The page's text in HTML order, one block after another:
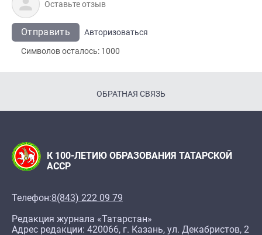
Отправить
Авторизоваться
Символов осталось: 1000
ОБРАТНАЯ СВЯЗЬ
К 100-ЛЕТИЮ ОБРАЗОВАНИЯ ТАТАРСКОЙ
АССР
Телефон:8(843) 222 09 79
Редакция журнала «Татарстан»
Адрес редакции: 420066, г. Казань, ул. Декабристов, 2